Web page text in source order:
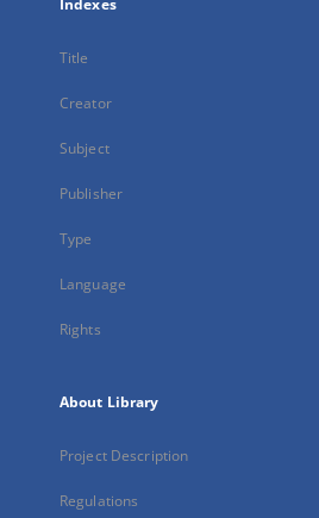
Indexes
Title
Creator
Subject
Publisher
Type
Language
Rights
About Library
Project Description
Regulations